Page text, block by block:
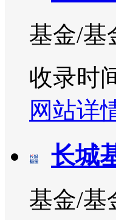
基金/基
收录时
网站详
长城
基金/基